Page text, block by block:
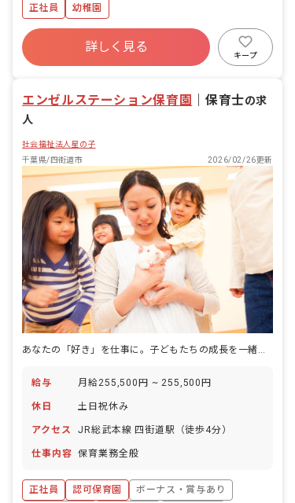
正社員 幼稚園
詳しく見る
キープ
エンゼルステーション保育園 保育士の求
人
社会福祉法人星の子
千葉県/四街道市
2026/02/26更新
あなたの「好き」を仕事に。子どもたちの成長を一緒に見守りませんか？
給与 月給255,500円 ~ 255,500円
休日 土日祝休み
アクセス JR総武本線 四街道駅（徒歩4分）
仕事内容 保育業務全般
正社員 認可保育園
ボーナス・賞与あり